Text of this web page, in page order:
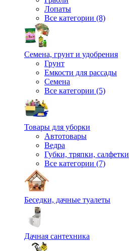
Лопаты
Все категории (8)
Семена, грунт и удобрения
Грунт
Емкости для рассады
Семена
Все категории (5)
Товары для уборки
Автотовары
Ведра
Губки, тряпки, салфетки
Все категории (7)
Беседки, дачные туалеты
Дачная сантехника